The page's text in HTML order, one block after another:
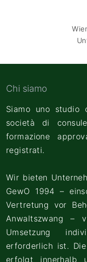
Chi siamo
Siamo uno studio
società di
formazione
registrati.
Wir bieten
GewO 1994 –
Vertretung vor
Anwaltszwang –
Umsetzung
erforderlich ist.
erfolgt innerhalb